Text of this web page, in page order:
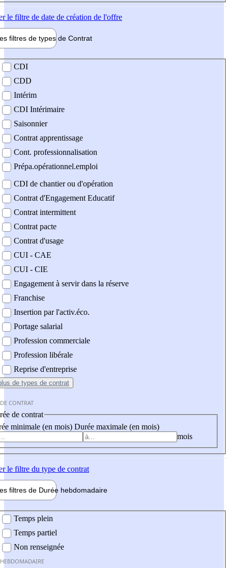
le filtre de date de création de l'offre
filtres de types de Contrat
contrat
CDI
CDD
Intérim
CDI Intérimaire
Saisonnier
Contrat apprentissage
Cont. professionnalisation
Prépa.opérationnel.emploi
CDI de chantier ou d'opération
Contrat d'Engagement Educatif
Contrat intermittent
Contrat pacte
Contrat d'usage
CUI - CAE
CUI - CIE
Engagement à servir dans la réserve
Franchise
Insertion par l'activ.éco.
Portage salarial
Profession commerciale
Profession libérale
Reprise d'entreprise
de types de contrat
CONTRAT
de contrat
minimale (en mois) Durée maximale (en mois)
mois
le filtre du type de contrat
filtres de Durée hebdomadaire
Temps plein
Temps partiel
Non renseignée